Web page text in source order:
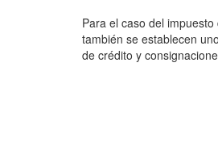
Para el caso del
también se establecen
de crédito y